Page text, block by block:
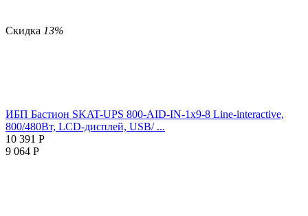
Скидка 13%
ИБП Бастион SKAT-UPS 800-AID-IN-1x9-8 Line-interactive,
800/480Вт, LCD-дисплей, USB/ ...
10 391 Р
9 064 Р